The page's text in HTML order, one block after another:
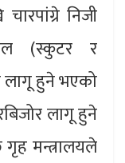
निजी
(स्कुटर र
लागू हुने भएको
लागू हुने
मन्त्रालयले